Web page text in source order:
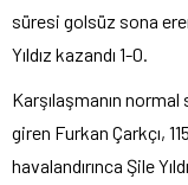
süresi golsüz sona
Yıldız kazandı 1-0.
Karşılaşmanın
giren Furkan Çarkçı,
havalandırınca Şile